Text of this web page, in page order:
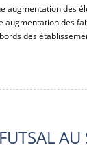
augmentation des
augmentation des
des
AU